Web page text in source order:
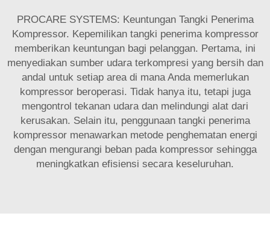
PROCARE SYSTEMS: Keuntungan Tangki Penerima
Kompressor. Kepemilikan tangki penerima kompressor
memberikan keuntungan bagi pelanggan. Pertama, ini
menyediakan sumber udara terkompresi yang bersih dan
andal untuk setiap area di mana Anda memerlukan
kompressor beroperasi. Tidak hanya itu, tetapi juga
mengontrol tekanan udara dan melindungi alat dari
kerusakan. Selain itu, penggunaan tangki penerima
kompressor menawarkan metode penghematan energi
dengan mengurangi beban pada kompressor sehingga
meningkatkan efisiensi secara keseluruhan.